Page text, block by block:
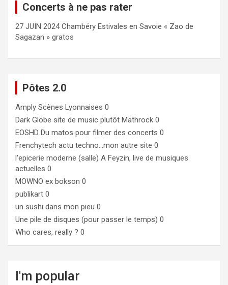
Concerts à ne pas rater
27 JUIN 2024 Chambéry Estivales en Savoie « Zao de
Sagazan » gratos
Pôtes 2.0
Amply Scènes Lyonnaises 0
Dark Globe site de music plutôt Mathrock 0
EOSHD Du matos pour filmer des concerts 0
Frenchytech actu techno…mon autre site 0
l'epicerie moderne (salle) A Feyzin, live de musiques
actuelles 0
MOWNO ex bokson 0
publikart 0
un sushi dans mon pieu 0
Une pile de disques (pour passer le temps) 0
Who cares, really ? 0
I'm popular